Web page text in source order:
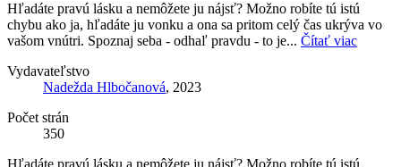
Hľadáte pravú lásku a nemôžete ju nájsť? Možno robíte tú istú
chybu ako ja, hľadáte ju vonku a ona sa pritom celý čas ukrýva vo
vašom vnútri. Spoznaj seba - odhaľ pravdu - to je... Čítať viac
Vydavateľstvo
Nadežda Hlbočanová, 2023
Počet strán
350